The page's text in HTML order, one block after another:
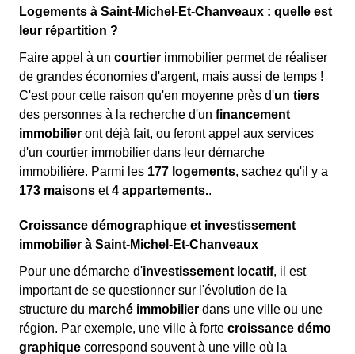
Logements à Saint-Michel-Et-Chanveaux : quelle est
leur répartition ?
Faire appel à un courtier immobilier permet de réaliser
de grandes économies d'argent, mais aussi de temps !
C'est pour cette raison qu'en moyenne près d'un tiers
des personnes à la recherche d'un financement
immobilier ont déjà fait, ou feront appel aux services
d'un courtier immobilier dans leur démarche
immobilière. Parmi les 177 logements, sachez qu'il y a
173 maisons et4 appartements..
Croissance démographique et investissement
immobilier à Saint-Michel-Et-Chanveaux
Pour une démarche d'investissement locatif, il est
important de se questionner sur l'évolution de la
structure du marché immobilier dans une ville ou une
région. Par exemple, une ville à forte croissance démo
graphique correspond souvent à une ville où la